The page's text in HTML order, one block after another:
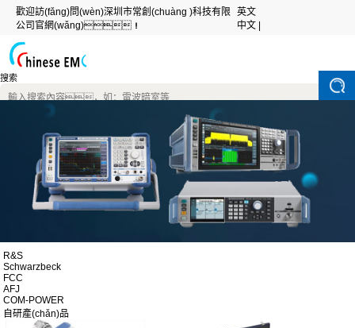
歡迎訪(fǎng)問(wèn)深圳市常創(chuàng )科技有限
公司官網(wǎng)！
英文
中文 |
搜索
R&S
Schwarzbeck
FCC
AFJ
COM-POWER
自研產(chǎn)品